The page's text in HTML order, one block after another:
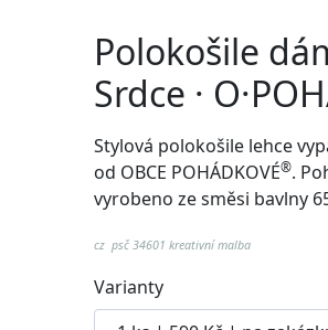
Polokošile
Srdce ·
Stylová polokošile lehce
od OBCE POHÁDKOVÉ®.
vyrobeno ze směsi bavlny
cz psč 34601 kreativní malba
Varianty